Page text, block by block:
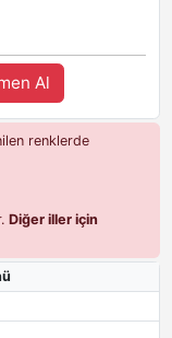
Al
renklerde
Diğer iller için